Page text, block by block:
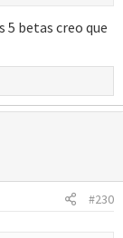
5 betas creo que
#230